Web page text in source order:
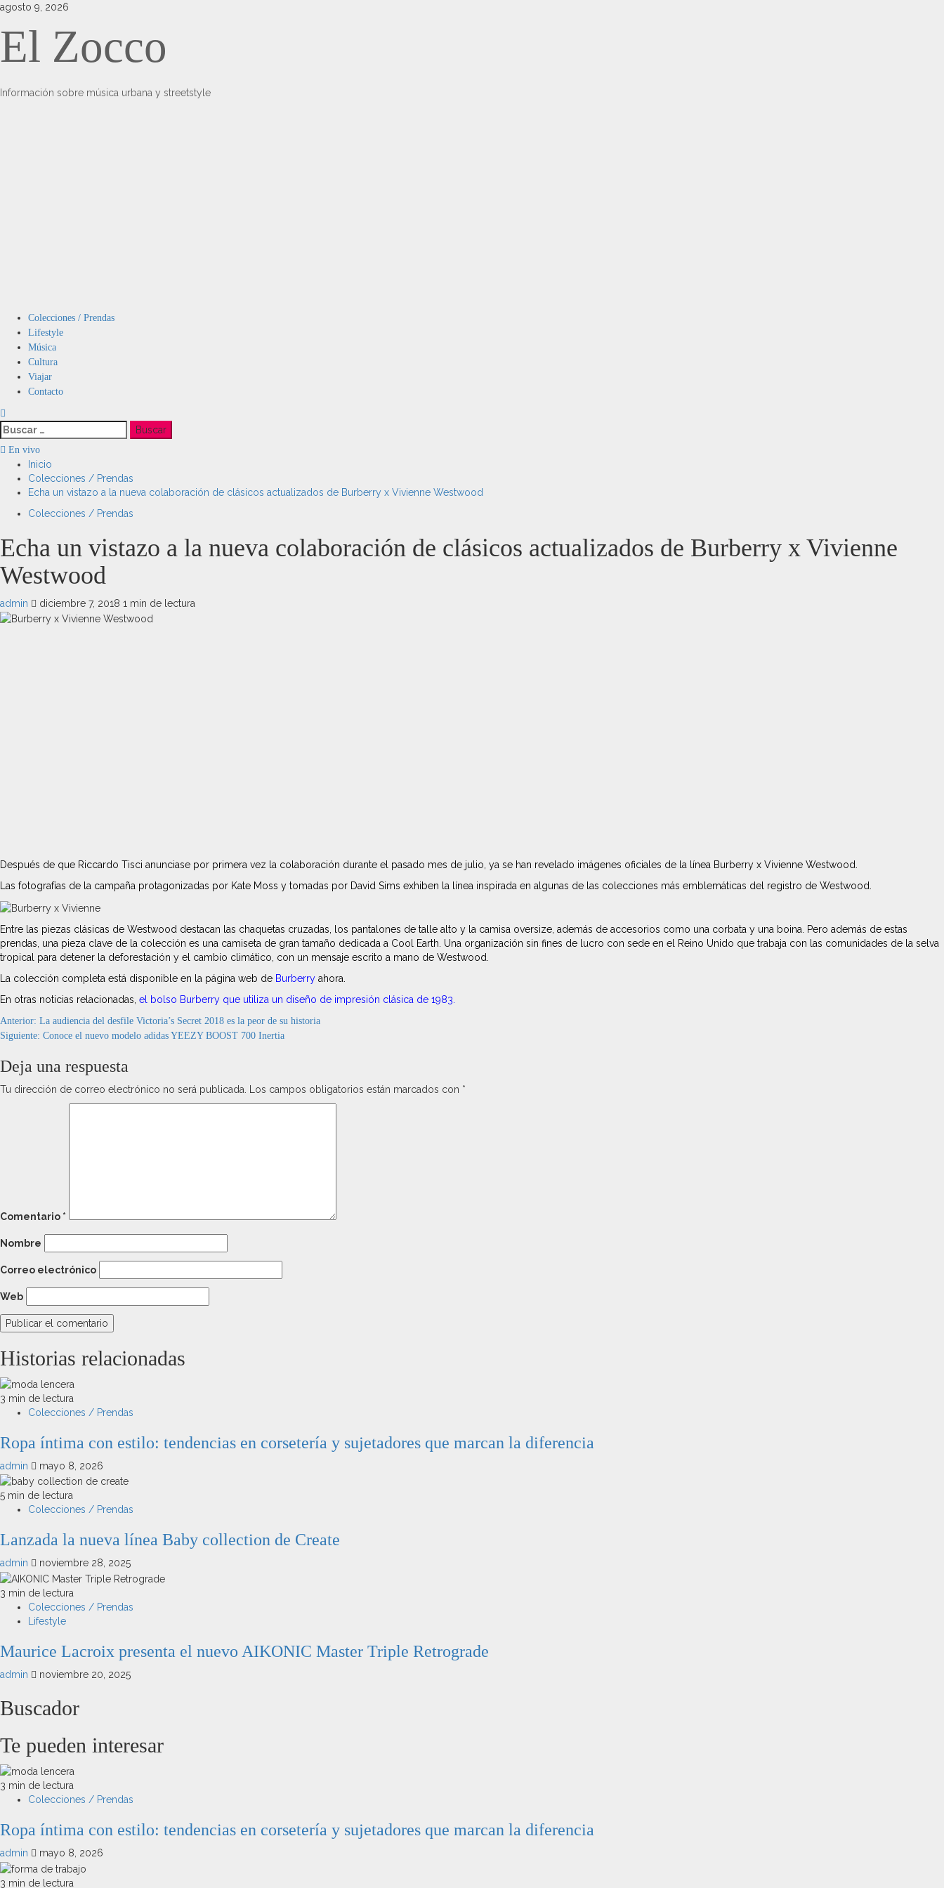
Saltar
contenido
agosto 9, 2026
El Zocco
Información sobre música urbana y streetstyle
Menú
principal
Colecciones / Prendas
Lifestyle
Música
Cultura
Viajar
Contacto
Buscar:
En vivo
Inicio
Colecciones / Prendas
Echa un vistazo a la nueva colaboración de clásicos actualizados de Burberry x Vivienne Westwood
Colecciones / Prendas
Echa un vistazo a la nueva colaboración de clásicos actualizados de Burberry x Vivienne
Westwood
admin diciembre 7, 2018 1 min de lectura
Después de que Riccardo Tisci anunciase por primera vez la colaboración durante el pasado mes de julio, ya se han revelado imágenes oficiales de la línea Burberry x Vivienne Westwood.
Las fotografías de la campaña protagonizadas por Kate Moss y tomadas por David Sims exhiben la línea inspirada en algunas de las colecciones más emblemáticas del registro de Westwood.
Entre las piezas clásicas de Westwood destacan las chaquetas cruzadas, los pantalones de talle alto y la camisa oversize, además de accesorios como una corbata y una boina. Pero además de estas
prendas, una pieza clave de la colección es una camiseta de gran tamaño dedicada a Cool Earth. Una organización sin fines de lucro con sede en el Reino Unido que trabaja con las comunidades de la selva
tropical para detener la deforestación y el cambio climático, con un mensaje escrito a mano de Westwood.
La colección completa está disponible en la página web de Burberry ahora.
En otras noticias relacionadas, el bolso Burberry que utiliza un diseño de impresión clásica de 1983.
Navegación
de
entradas
Anterior: La audiencia del desfile Victoria’s Secret 2018 es la peor de su historia
Siguiente: Conoce el nuevo modelo adidas YEEZY BOOST 700 Inertia
Deja una respuesta
Tu dirección de correo electrónico no será publicada. Los campos obligatorios están marcados con *
Comentario *
Nombre
Correo electrónico
Web
Historias relacionadas
3 min de lectura
Colecciones / Prendas
Ropa íntima con estilo: tendencias en corsetería y sujetadores que marcan la diferencia
admin mayo 8, 2026
5 min de lectura
Colecciones / Prendas
Lanzada la nueva línea Baby collection de Create
admin noviembre 28, 2025
3 min de lectura
Colecciones / Prendas
Lifestyle
Maurice Lacroix presenta el nuevo AIKONIC Master Triple Retrograde
admin noviembre 20, 2025
Buscador
Te pueden interesar
3 min de lectura
Colecciones / Prendas
Ropa íntima con estilo: tendencias en corsetería y sujetadores que marcan la diferencia
admin mayo 8, 2026
3 min de lectura